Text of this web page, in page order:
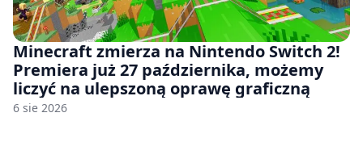
Minecraft zmierza na Nintendo Switch 2!
Premiera już 27 października, możemy
liczyć na ulepszoną oprawę graficzną
6 sie 2026